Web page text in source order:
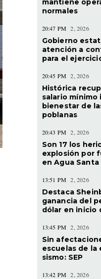
mantiene
normales
20:47 PM 2, 2026
Gobierno
atención a
para el
20:45 PM 2, 2026
Histórica
salario mínimo
bienestar de
poblanas
20:43 PM 2, 2026
Son 17 los
explosión por
en Agua Santa
13:51 PM 2, 2026
Destaca
ganancia del
dólar en inicio
13:45 PM 2, 2026
Sin
escuelas de la
sismo: SEP
13:42 PM 2, 2026